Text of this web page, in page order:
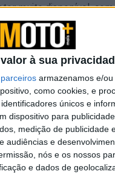
à sua
parceiros armazenamos e/
como cookies, e
únicos e
dispositivo para
medição de publicidade
audiências e
nós e os nossos
e dados de
muito disponível,
redondo em toda a
por falta de alma em
própria, tendo sido
com certeza, afirmar
todas as
valências em todos os
de evoluir.
e apesar de ter reduzido
45 cv, contra 49 cv que
anterior, o novo